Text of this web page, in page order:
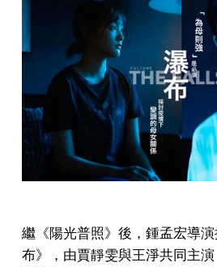
繼《陽光普照》後，鍾孟宏導
布》，由賈靜雯與王淨共同主演